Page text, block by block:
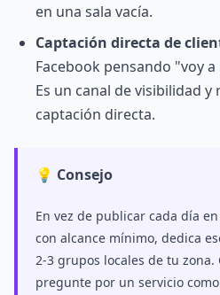
en una sala vacía.
Captación directa de
Facebook pensando "voy
Es un canal de visibilidad
captación directa.
💡 Consejo
En vez de publicar cada día
con alcance mínimo, dedica
2-3 grupos locales de tu zona.
pregunte por un servicio